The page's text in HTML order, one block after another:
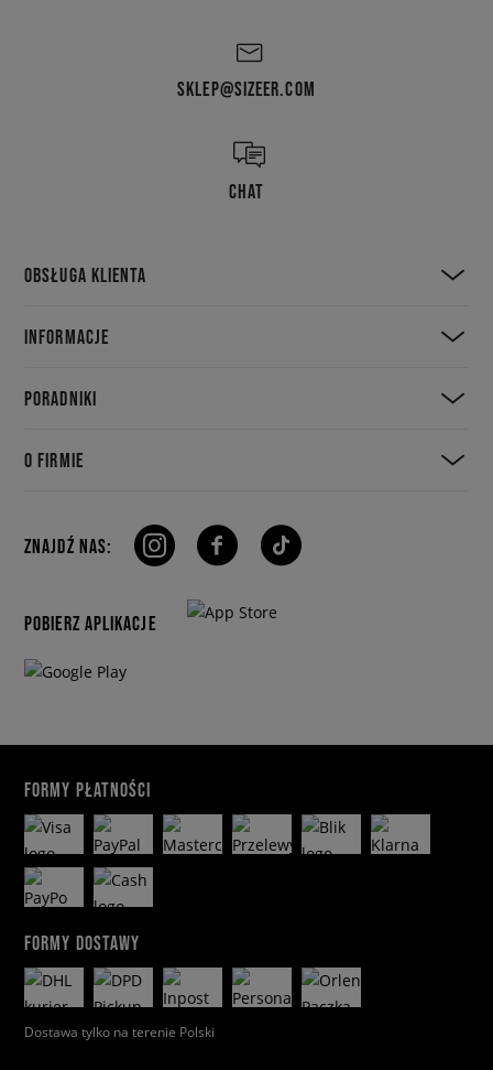
SKLEP@SIZEER.COM
CHAT
OBSŁUGA KLIENTA
INFORMACJE
PORADNIKI
O FIRMIE
ZNAJDŹ NAS:
POBIERZ APLIKACJE
FORMY PŁATNOŚCI
FORMY DOSTAWY
Dostawa tylko na terenie Polski